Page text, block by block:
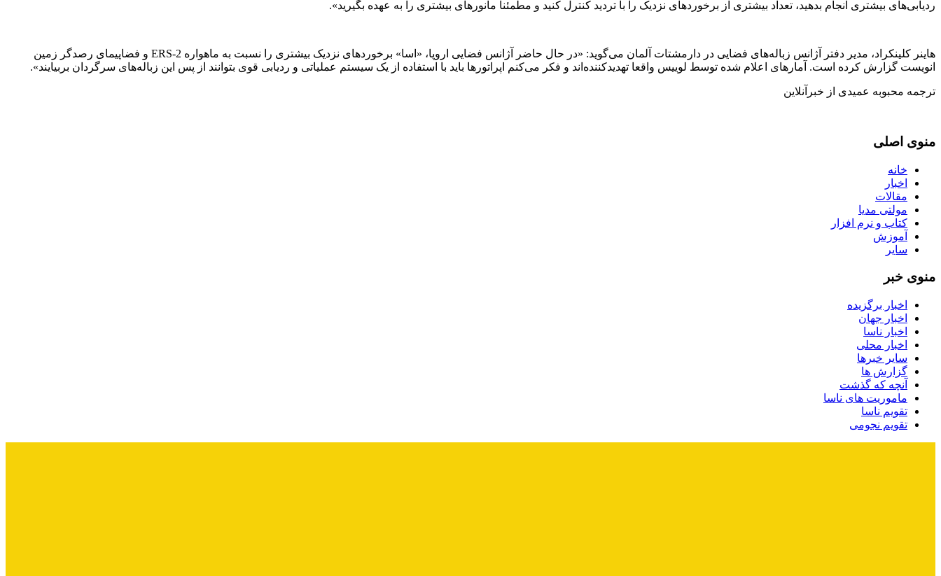
ردیابی‌های بیشتری انجام بدهید، تعداد بیشتری از برخوردهای نزدیک را با تردید کنترل کنید و مطمئنا مانورهاى بیشتری را به عهده بگیرید».
هاینر کلینکراد، مدیر دفتر آژانس زباله‌های فضایی در دارمشتات آلمان می‌گوید: «در حال حاضر آژانس فضایی اروپا، «اسا» برخوردهای نزدیک بیشتری را نسبت به ماهواره ERS-2 و فضاپیمای رصدگر زمین
انویست گزارش کرده است. آمارهای اعلام شده توسط لوییس واقعا تهدید‌کننده‌اند و فکر می‌کنم اپراتورها باید با استفاده از یک سیستم عملیاتی و ردیابی قوی بتوانند از پس این زباله‌های سرگردان بربیایند».
ترجمه محبوبه عمیدی از خبرآنلاین
منوی اصلی
خانه
اخبار
مقالات
مولتی مدیا
کتاب و نرم افزار
آموزش
سایر
منوی خبر
اخبار برگزیده
اخبار جهان
اخبار ناسا
اخبار محلی
سایر خبرها
گزارش ها
آنچه که گذشت
ماموریت های ناسا
تقویم ناسا
تقویم نجومی